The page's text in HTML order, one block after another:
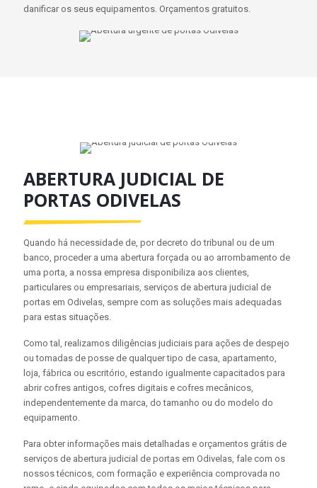
danificar os seus equipamentos. Orçamentos gratuitos.
ABERTURA JUDICIAL DE
PORTAS ODIVELAS
Quando há necessidade de, por decreto do tribunal ou de um
banco, proceder a uma abertura forçada ou ao arrombamento de
uma porta, a nossa empresa disponibiliza aos clientes,
particulares ou empresariais, serviços de abertura judicial de
portas em Odivelas, sempre com as soluções mais adequadas
para estas situações.
Como tal, realizamos diligências judiciais para ações de despejo
ou tomadas de posse de qualquer tipo de casa, apartamento,
loja, fábrica ou escritório, estando igualmente capacitados para
abrir cofres antigos, cofres digitais e cofres mecânicos,
independentemente da marca, do tamanho ou do modelo do
equipamento.
Para obter informações mais detalhadas e orçamentos grátis de
serviços de abertura judicial de portas em Odivelas, fale com os
nossos técnicos, com formação e experiência comprovada no